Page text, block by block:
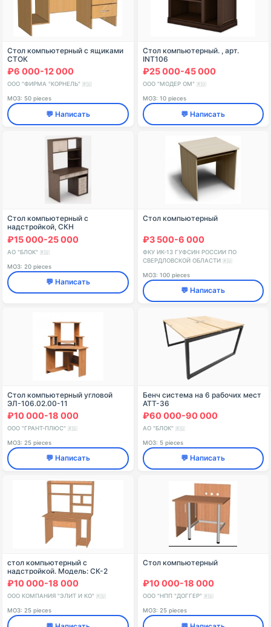
Стол компьютерный с ящиками
СТОК
₽6 000-12 000
ООО "ФИРМА "КОРНЕЛЬ" 🇷🇺
МОЗ: 50 pieces
💬 Написать
Стол компьютерный. , арт.
INT106
₽25 000-45 000
ООО "МОДЕР ОМ" 🇷🇺
МОЗ: 10 pieces
💬 Написать
Стол компьютерный с
надстройкой, СКН
₽15 000-25 000
АО "БЛОК" 🇷🇺
МОЗ: 20 pieces
💬 Написать
Стол компьютерный
₽3 500-6 000
ФКУ ИК-13 ГУФСИН РОССИИ ПО
СВЕРДЛОВСКОЙ ОБЛАСТИ 🇷🇺
МОЗ: 100 pieces
💬 Написать
Стол компьютерный угловой
ЭЛ-106.02.00-11
₽10 000-18 000
ООО "ГРАНТ-ПЛЮС" 🇷🇺
МОЗ: 25 pieces
💬 Написать
Бенч система на 6 рабочих мест
АТТ-36
₽60 000-90 000
АО "БЛОК" 🇷🇺
МОЗ: 5 pieces
💬 Написать
стол компьютерный с
надстройкой. Модель: СК-2
₽10 000-18 000
ООО КОМПАНИЯ "ЭЛИТ И КО" 🇷🇺
МОЗ: 25 pieces
Стол компьютерный
₽10 000-18 000
ООО "НПП "ДОГГЕР" 🇷🇺
МОЗ: 25 pieces